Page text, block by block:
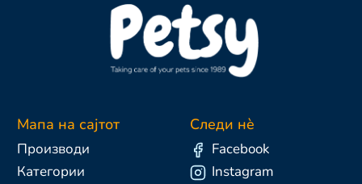
Мапа на сајтот
Производи
Категории
Следи нè
Facebook
Instagram